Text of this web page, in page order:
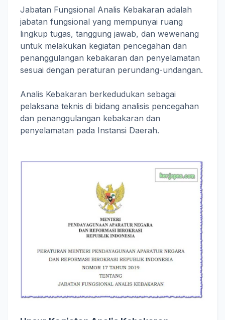
Jabatan Fungsional Analis Kebakaran adalah
jabatan fungsional yang mempunyai ruang
lingkup tugas, tanggung jawab, dan wewenang
untuk melakukan kegiatan pencegahan dan
penanggulangan kebakaran dan penyelamatan
sesuai dengan peraturan perundang-undangan.
Analis Kebakaran berkedudukan sebagai
pelaksana teknis di bidang analisis pencegahan
dan penanggulangan kebakaran dan
penyelamatan pada Instansi Daerah.